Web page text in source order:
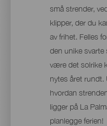
små strender,
klipper, der du
av frihet. Felles
den unike
være det solrike
nytes året rundt.
hvordan
ligger på La
planlegge ferien!